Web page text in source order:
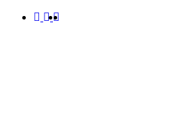
facebook
linkedin
instagram